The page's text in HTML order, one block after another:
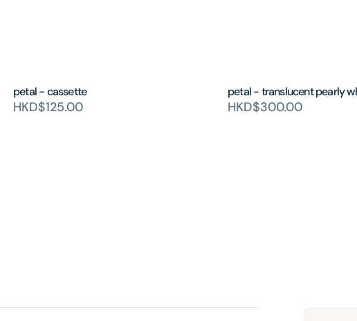
petal - cassette
HKD$125.00
petal - translucent pearly
HKD$300.00